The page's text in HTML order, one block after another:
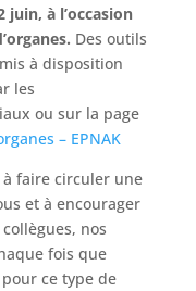
à l’occasion
Des outils
à disposition
les
ou sur la page
– EPNAK
faire circuler une
et à encourager
nos
fois que
ce type de